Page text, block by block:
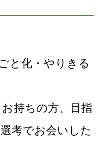
と化・やりきる
持ちの方、目指
考でお会いした